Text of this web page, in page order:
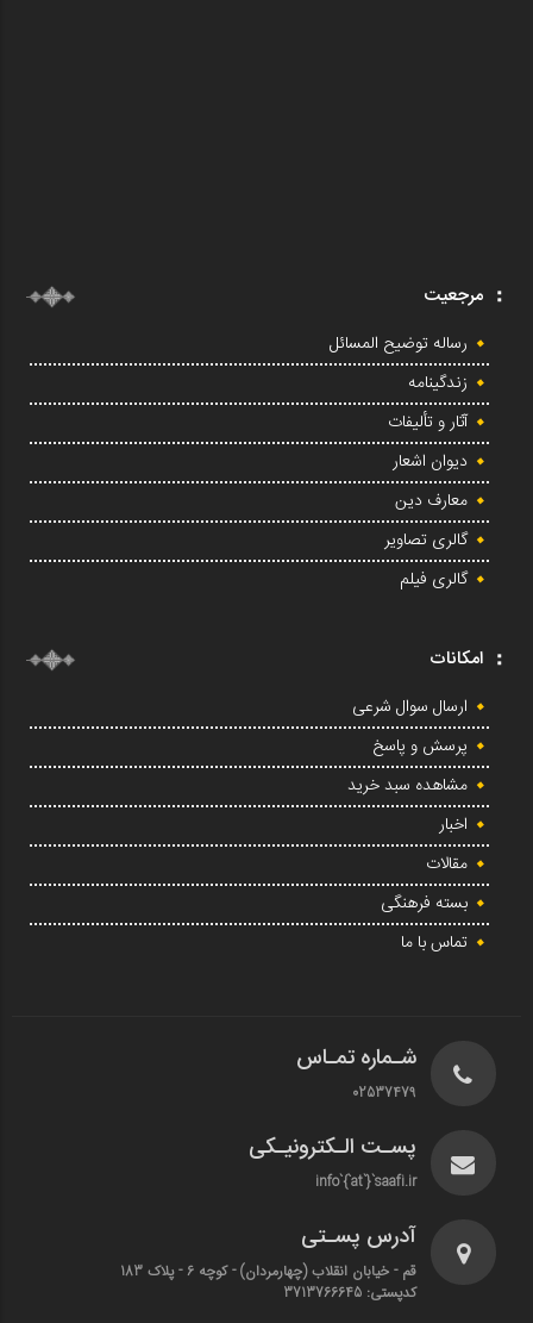
مرجعیت
رساله توضیح المسائل
زندگینامه
آثار و تألیفات
دیوان اشعار
معارف دین
گالری تصاویر
گالری فیلم
امکانات
ارسال سوال شرعی
پرسش و پاسخ
مشاهده سبد خرید
اخبار
مقالات
بسته فرهنگی
تماس با ما
شـماره تمـاس
02537479
پسـت الـکترونیـکی
info`{`at`}`saafi.ir
آدرس پسـتی
قم - خیابان انقلاب (چهارمردان)‌ - کوچه 6 - پلاک 183
کدپستی: 3713766645